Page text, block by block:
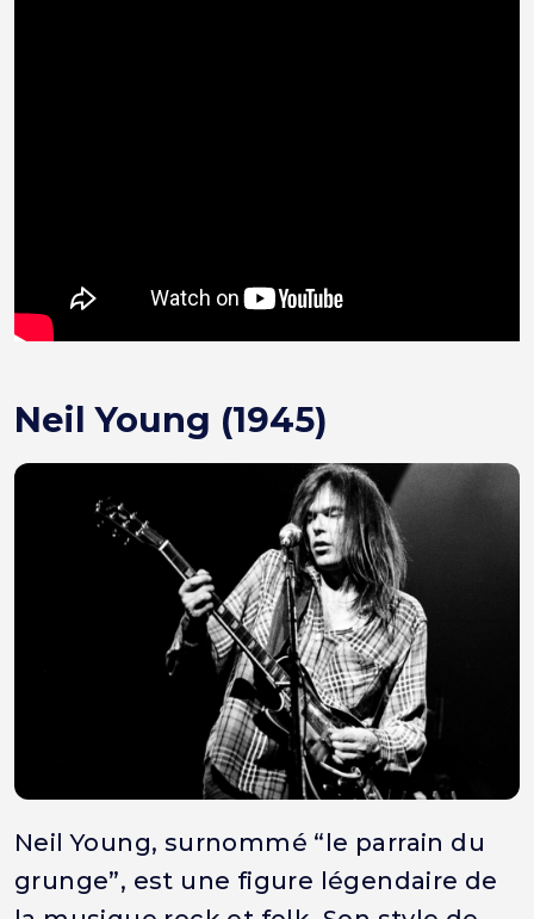
Neil Young (1945)
Neil Young, surnommé “le parrain du
grunge”, est une figure légendaire de